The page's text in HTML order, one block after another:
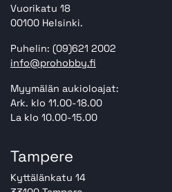
Vuorikatu 18
00100 Helsinki.
Puhelin: (09)621 2002
info@prohobby.fi
Myymälän aukioloajat:
Ark. klo 11.00-18.00
La klo 10.00-15.00
Tampere
Kyttälänkatu 14